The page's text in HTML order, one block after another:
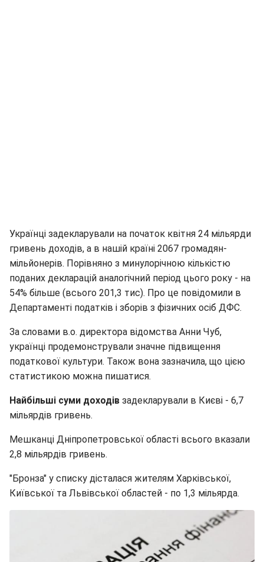
Українці задекларували на початок квітня 24 мільярди
гривень доходів, а в нашій країні 2067 громадян-
мільйонерів. Порівняно з минулорічною кількістю
поданих декларацій аналогічний період цього року - на
54% більше (всього 201,3 тис). Про це повідомили в
Департаменті податків і зборів з фізичних осіб ДФС.
За словами в.о. директора відомства Анни Чуб,
українці продемонстрували значне підвищення
податкової культури. Також вона зазначила, що цією
статистикою можна пишатися.
Найбільші суми доходів задекларували в Києві - 6,7
мільярдів гривень.
Мешканці Дніпропетровської області всього вказали
2,8 мільярдів гривень.
"Бронза" у списку дісталася жителям Харківської,
Київської та Львівської областей - по 1,3 мільярда.